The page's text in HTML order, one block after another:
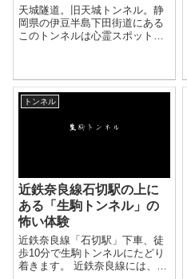
天城隧道。旧天城トンネル。静
岡県の伊豆半島下田街道にある
このトンネルは心霊スポットと
ことになりました。 車を数時間
走らせると木々が生い茂り、
トンネル
近鉄奈良線石切駅の上に
ある「生駒トンネル」の
怖い体験
近鉄奈良線「石切駅」下車、徒
歩10分で生駒トンネルにたどり
着きます。 近鉄奈良線には、